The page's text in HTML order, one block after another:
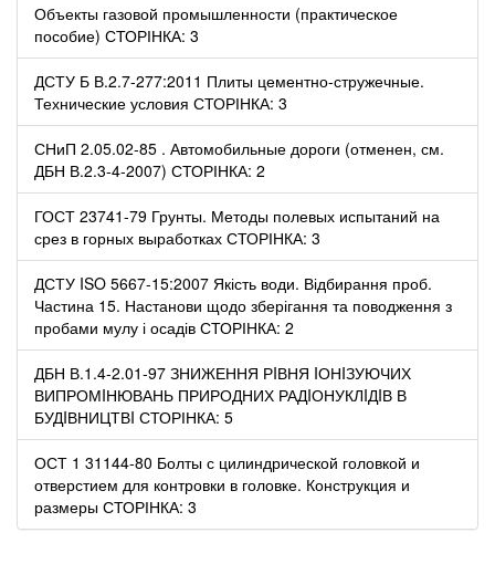
Объекты газовой промышленности (практическое
пособие) СТОРІНКА: 3
ДСТУ Б В.2.7-277:2011 Плиты цементно-стружечные.
Технические условия СТОРІНКА: 3
СНиП 2.05.02-85 . Автомобильные дороги (отменен, см.
ДБН В.2.3-4-2007) СТОРІНКА: 2
ГОСТ 23741-79 Грунты. Методы полевых испытаний на
срез в горных выработках СТОРІНКА: 3
ДСТУ ISO 5667-15:2007 Якість води. Відбирання проб.
Частина 15. Настанови щодо зберігання та поводження з
пробами мулу і осадів СТОРІНКА: 2
ДБН В.1.4-2.01-97 ЗНИЖЕННЯ РIВНЯ IОНIЗУЮЧИХ
ВИПРОМIНЮВАНЬ ПРИРОДНИХ РАДIОНУКЛIДIВ В
БУДIВНИЦТВI СТОРІНКА: 5
ОСТ 1 31144-80 Болты с цилиндрической головкой и
отверстием для контровки в головке. Конструкция и
размеры СТОРІНКА: 3